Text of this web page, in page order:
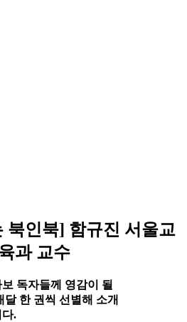
북인북] 함규진 서울교
과 교수
독자들께 영감이 될
달 한 권씩 선별해 소개
.